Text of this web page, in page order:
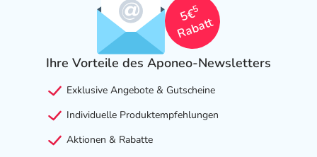
5€
5
Rabatt
Ihre Vorteile des Aponeo-Newsletters
Exklusive Angebote & Gutscheine
Individuelle Produktempfehlungen
Aktionen & Rabatte